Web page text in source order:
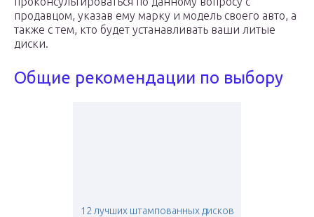
продавцом, указав ему марку и модель своего авто, а
также с тем, кто будет устанавливать ваши литые
диски.
Общие рекомендации по выбору
12 лучших штампованных дисков